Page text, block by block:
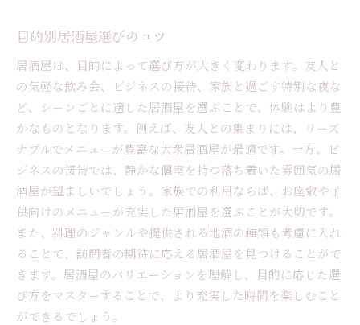
目的別居酒屋選びのコツ
居酒屋は、目的によって選び方が大きく変わります。友人と
の気軽な飲み会、ビジネスの接待、家族と過ごす特別な夜な
ど、シーンごとに適した居酒屋を選ぶことで、体験はより豊
かなものとなります。例えば、友人との集まりには、リーズ
ナブルでメニューが豊富な大衆居酒屋が最適です。一方、ビ
ジネスの接待では、静かな個室を持つ落ち着いた雰囲気の居
酒屋が望ましいでしょう。家族での利用ならば、お座敷や子
供向けのメニューが充実した居酒屋を選ぶことが大切です。
また、料理のジャンルや提供される地酒の種類も考慮に入れ
ることで、訪問者の期待に応える居酒屋を見つけることがで
きます。居酒屋のバリエーションを理解し、目的に応じた選
び方をマスターすることで、より充実した時間を楽しむこと
ができるでしょう。